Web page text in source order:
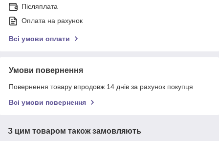
Післяплата
Оплата на рахунок
Всі умови оплати
Умови повернення
Повернення товару впродовж 14 днів за рахунок покупця
Всі умови повернення
З цим товаром також замовляють